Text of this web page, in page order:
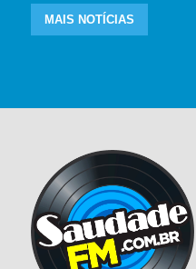
MAIS NOTÍCIAS